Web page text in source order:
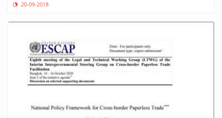
20-09-2018